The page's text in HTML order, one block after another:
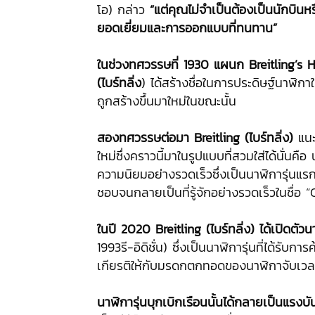
โอ) กล่าว “แต่คุณไม่จำเป็นต้องเป็นนักบิน
ยอดเยี่ยมและการออกแบบที่ทนทาน”
ในช่วงทศวรรษที่ 1930 แผนก Breitling’s
(ไบร์ทลิ่ง) ได้สร้างชื่อในการประดิษฐ์นาฬิ
ถูกสร้างขึ้นมาใหม่ในขณะนั้น
สองทศวรรษต่อมา Breitling (ไบร์ทลิ่ง) แ
ใหม่ซึ่งคราวนี้มาในรูปแบบที่สวมใส่ได้นั่นคื
ความนิยมอย่างรวดเร็วซึ่งเป็นนาฬิการุ่นแ
ชอบจนกลายเป็นที่รู้จักอย่างรวดเร็วในชื่อ
ในปี 2020 Breitling (ไบร์ทลิ่ง) ได้เปิดตัว
1993รี-อิดิชั่น) ซึ่งเป็นนาฬิการุ่นที่ได้รับกา
เกียรติให้กับมรดกตกทอดของนาฬิกาจับเว
นาฬิการุ่นบุกเบิกเรือนนั้นได้กลายเป็นแรง